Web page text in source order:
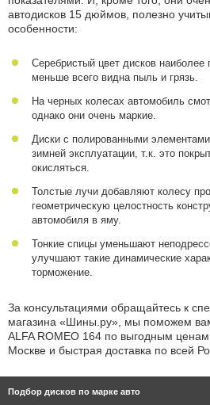
Подбор дисков по марке авто
автодисков 15 дюймов, полезно
особенности:
Серебристый цвет дисков наиболее
меньше всего видна пыль и грязь.
На черных колесах автомобиль
однако они очень маркие.
Диски с полированными
зимней эксплуатации, т.к. это
окисляться.
Толстые лучи добавляют колесу
геометрическую целостность
автомобиля в яму.
Тонкие спицы уменьшают
улучшают такие динамические
торможение.
За консультациями обращайтесь к
магазина «Шины.ру», мы поможем
ALFA ROMEO 164 по выгодным
Москве и быстрая доставка по всей